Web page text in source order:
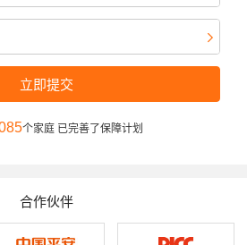
立即提交
个家庭 已完善了保障计划
合作伙伴